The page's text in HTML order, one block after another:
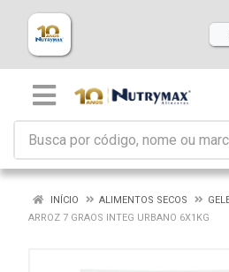
INÍCIO ALIMENTOS SECOS
ARROZ 7 GRAOS INTEG URBANO 6X1KG